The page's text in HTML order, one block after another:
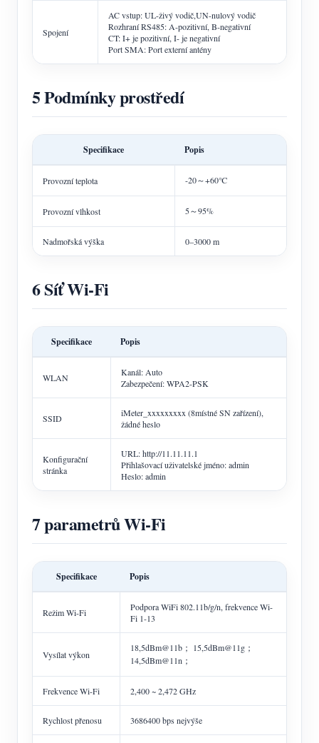
Spojení
AC vstup: UL-živý vodič,UN-nulový vodič
Rozhraní RS485: A-pozitivní, B-negativní
CT: I+ je pozitivní, I- je negativní
Port SMA: Port externí antény
5 Podmínky prostředí
Specifikace Popis
Provozní teplota -20～+60℃
Provozní vlhkost 5～95%
Nadmořská výška 0–3000 m
6 Síť Wi-Fi
Specifikace Popis
WLAN
Kanál: Auto
Zabezpečení: WPA2-PSK
SSID
iMeter_xxxxxxxxx (8místné SN zařízení),
žádné heslo
Konfigurační
stránka
URL: http://11.11.11.1
Přihlašovací uživatelské jméno: admin
Heslo: admin
7 parametrů Wi-Fi
Specifikace Popis
Režim Wi-Fi
Podpora WiFi 802.11b/g/n, frekvence Wi-
Fi 1-13
Vysílat výkon
18,5dBm@11b； 15,5dBm@11g；
14,5dBm@11n；
Frekvence Wi-Fi 2,400 ~ 2,472 GHz
Rychlost přenosu 3686400 bps nejvýše